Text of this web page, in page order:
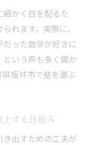
細かく目を配るた
れます。実際に、
った数学が好きに
いう声も多く聞か
坂井市で塾を選ぶ
する仕組み
出すための工夫が